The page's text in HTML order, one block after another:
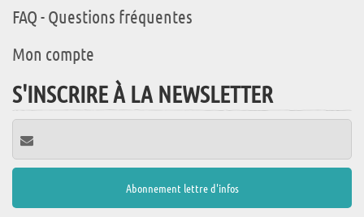
FAQ - Questions fréquentes
Mon compte
S'INSCRIRE À LA NEWSLETTER